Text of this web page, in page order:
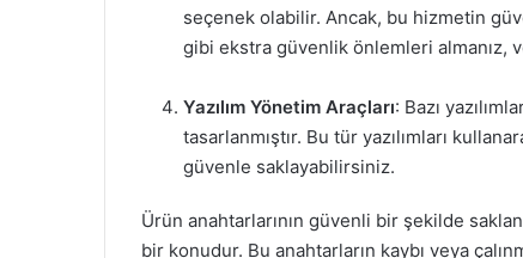
seçenek olabilir. Ancak, bu hizmetin
gibi ekstra güvenlik önlemleri almanız,
Yazılım Yönetim Araçları: Bazı
tasarlanmıştır. Bu tür yazılımları
güvenle saklayabilirsiniz.
Ürün anahtarlarının güvenli bir şekilde
bir konudur. Bu anahtarların kaybı veya